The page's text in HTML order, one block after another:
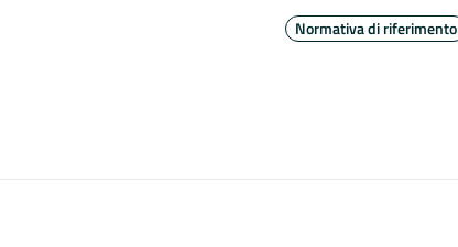
Normativa di riferimento